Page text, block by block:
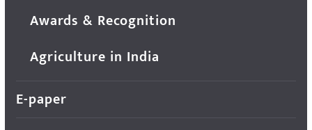
Awards & Recognition
Agriculture in India
E-paper